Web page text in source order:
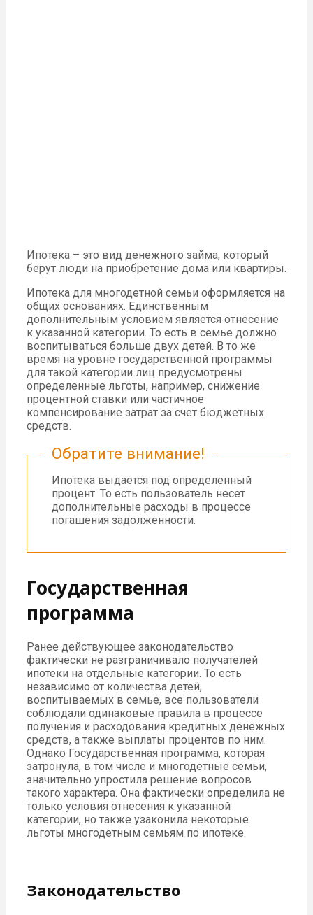
Ипотека – это вид денежного займа, который
берут люди на приобретение дома или квартиры.
Ипотека для многодетной семьи оформляется на
общих основаниях. Единственным
дополнительным условием является отнесение
к указанной категории. То есть в семье должно
воспитываться больше двух детей. В то же
время на уровне государственной программы
для такой категории лиц предусмотрены
определенные льготы, например, снижение
процентной ставки или частичное
компенсирование затрат за счет бюджетных
средств.
Обратите внимание!
Ипотека выдается под определенный
процент. То есть пользователь несет
дополнительные расходы в процессе
погашения задолженности.
Государственная
программа
Ранее действующее законодательство
фактически не разграничивало получателей
ипотеки на отдельные категории. То есть
независимо от количества детей,
воспитываемых в семье, все пользователи
соблюдали одинаковые правила в процессе
получения и расходования кредитных денежных
средств, а также выплаты процентов по ним.
Однако Государственная программа, которая
затронула, в том числе и многодетные семьи,
значительно упростила решение вопросов
такого характера. Она фактически определила не
только условия отнесения к указанной
категории, но также узаконила некоторые
льготы многодетным семьям по ипотеке.
Законодательство